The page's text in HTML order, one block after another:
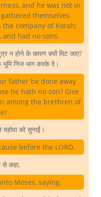
and he was not in
themselves
company of Korah;
had no sons.
न होने के कारण क्यों मिट जाए?
निज भाग करके दे।
father be done away
he hath no son? Give
among the brethren of
को सुनाईं।
before the LORD.
से कहा,
Moses, saying,